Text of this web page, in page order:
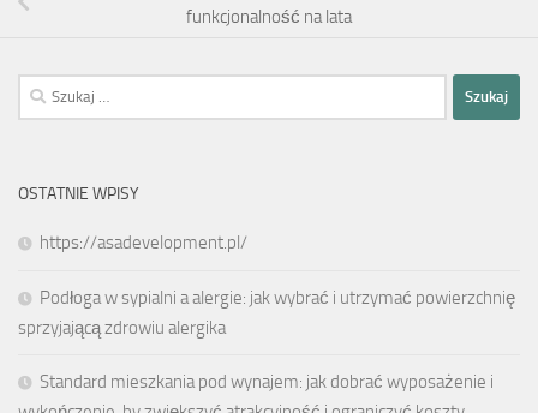
funkcjonalność na lata
Szukaj:
OSTATNIE WPISY
https://asadevelopment.pl/
Podłoga w sypialni a alergie: jak wybrać i utrzymać powierzchnię
sprzyjającą zdrowiu alergika
Standard mieszkania pod wynajem: jak dobrać wyposażenie i